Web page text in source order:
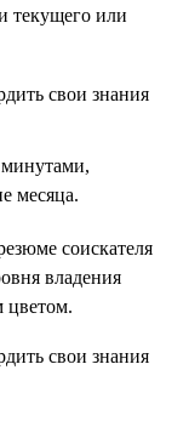
текущего или
месяца.
соискателя
владения
цветом.